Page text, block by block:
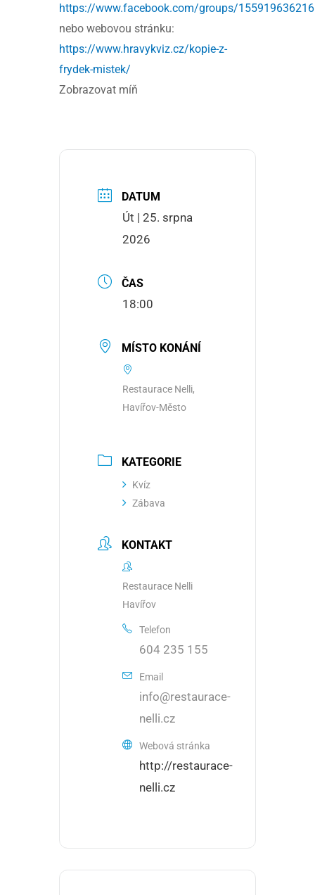
https://www.facebook.com/groups/
nebo webovou stránku:
https://www.hravykviz.cz/kopie-z-
frydek-mistek/
Zobrazovat míň
DATUM
Út | 25. srpna
2026
ČAS
18:00
MÍSTO KONÁNÍ
Restaurace Nelli,
Havířov-Město
KATEGORIE
Kvíz
Zábava
KONTAKT
Restaurace Nelli
Havířov
Telefon
604 235 155
Email
info@restaurace-
nelli.cz
Webová stránka
http://restaurace-
nelli.cz